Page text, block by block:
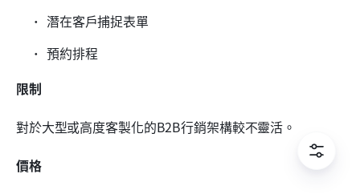
潛在客戶捕捉表單
預約排程
限制
對於大型或高度客製化的B2B行銷架構較不靈活。
價格